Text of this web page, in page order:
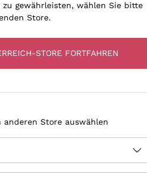
zu gewährleisten, wählen Sie bitte
Store.
STORE FORTFAHREN
anderen Store auswählen